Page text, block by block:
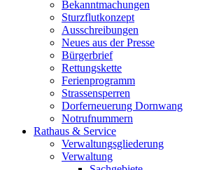
Bekanntmachungen
Sturzflutkonzept
Ausschreibungen
Neues aus der Presse
Bürgerbrief
Rettungskette
Ferienprogramm
Strassensperren
Dorferneuerung Dornwang
Notrufnummern
Rathaus & Service
Verwaltungsgliederung
Verwaltung